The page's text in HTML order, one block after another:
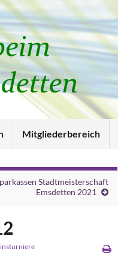
Mitgliederbereich
Stadtmeisterschaft
Emsdetten 2021